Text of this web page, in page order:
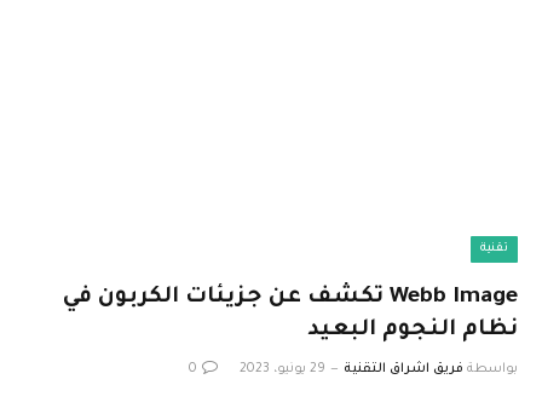
تقنية
Webb Image تكشف عن جزيئات الكربون في
نظام النجوم البعيد
بواسطة فريق اشراق التقنية 29 يونيو، 2023 0